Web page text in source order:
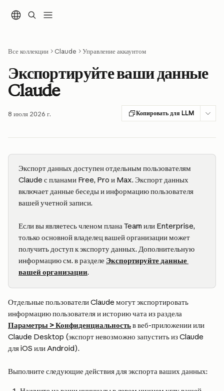
Все коллекции Claude Управление аккаунтом
Экспортируйте ваши данные
Claude
8 июля 2026 г. Копировать для LLM
Экспорт данных доступен отдельным пользователям
Claude с планами Free, Pro и Max. Экспорт данных
включает данные беседы и информацию пользователя
вашей учетной записи.
Если вы являетесь членом плана Team или Enterprise,
только основной владелец вашей организации может
получить доступ к экспорту данных. Дополнительную
информацию см. в разделе Экспортируйте данные
вашей организации.
Отдельные пользователи Claude могут экспортировать
информацию пользователя и историю чата из раздела
Параметры > Конфиденциальность в веб-приложении или
Claude Desktop (экспорт невозможно запустить из Claude
для iOS или Android).
Выполните следующие действия для экспорта ваших данных: